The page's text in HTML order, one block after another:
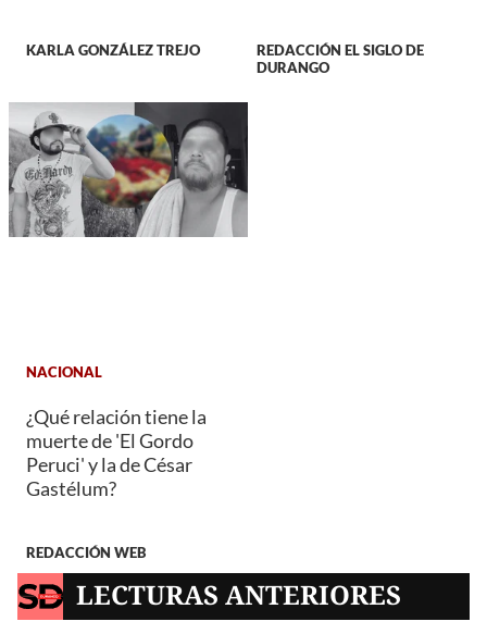
KARLA GONZÁLEZ TREJO
REDACCIÓN EL SIGLO DE
DURANGO
NACIONAL
¿Qué relación tiene la
muerte de 'El Gordo
Peruci' y la de César
Gastélum?
REDACCIÓN WEB
LECTURAS ANTERIORES